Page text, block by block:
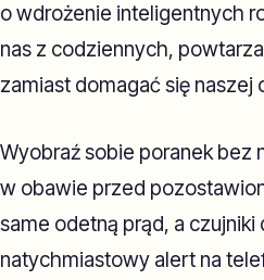
o wdrożenie inteligentnych
nas z codziennych,
zamiast domagać się naszej
Wyobraź sobie poranek
w obawie przed
same odetną prąd, a czujniki
natychmiastowy alert na